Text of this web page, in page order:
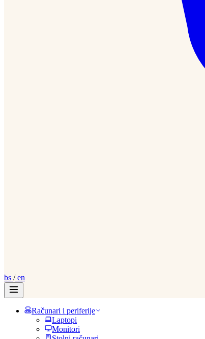
bs /en
Računari i periferije
Laptopi
Monitori